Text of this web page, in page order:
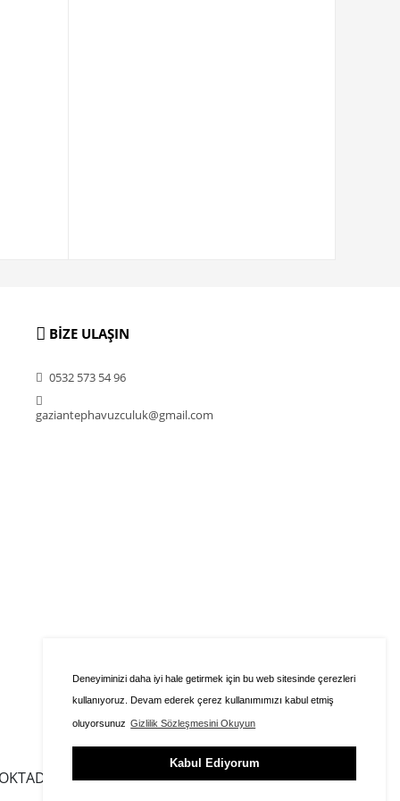
Deneyiminizi daha iyi hale getirmek için bu web sitesinde çerezleri
kullanıyoruz. Devam ederek çerez kullanımımızı kabul etmiş
oluyorsunuz Gizlilik Sözleşmesini Okuyun
Kabul Ediyorum
BİZE ULAŞIN
0532 573 54 96
gaziantephavuzculuk@gmail.com